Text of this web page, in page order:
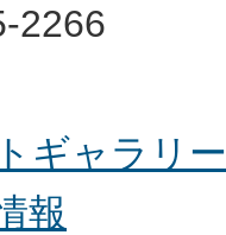
2266
ギャラリー
報